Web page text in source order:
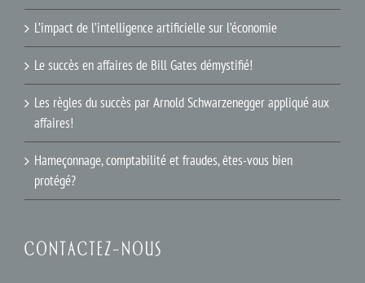
L’impact de l’intelligence artificielle sur l’économie
Le succès en affaires de Bill Gates démystifié!
Les règles du succès par Arnold Schwarzenegger appliqué aux
affaires!
Hameçonnage, comptabilité et fraudes, êtes-vous bien
protégé?
CONTACTEZ-NOUS